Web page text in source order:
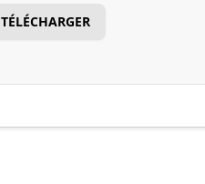
TÉLÉCHARGER